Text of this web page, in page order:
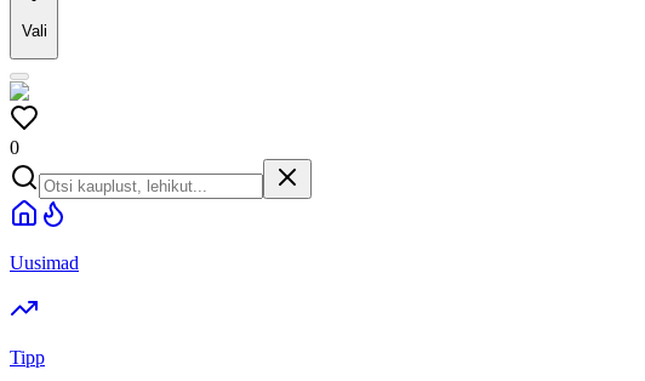
Vali
0
Uusimad
Tipp